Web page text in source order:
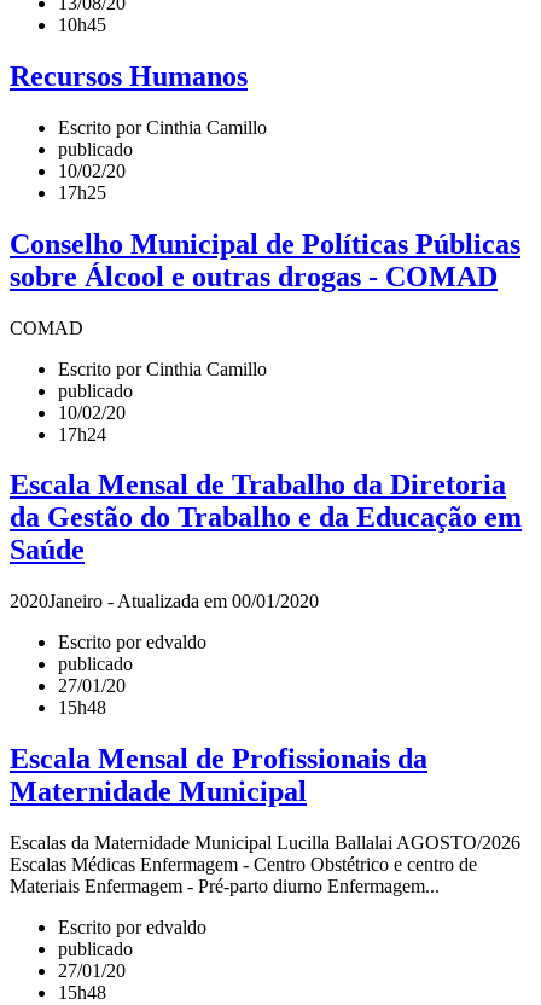
10h45
Recursos Humanos
Escrito por Cinthia Camillo
publicado
10/02/20
17h25
Conselho Municipal de Políticas Públicas
sobre Álcool e outras drogas - COMAD
COMAD
Escrito por Cinthia Camillo
publicado
10/02/20
17h24
Escala Mensal de Trabalho da Diretoria
da Gestão do Trabalho e da Educação em
Saúde
2020Janeiro - Atualizada em 00/01/2020
Escrito por edvaldo
publicado
27/01/20
15h48
Escala Mensal de Profissionais da
Maternidade Municipal
Escalas da Maternidade Municipal Lucilla Ballalai AGOSTO/2026
Escalas Médicas Enfermagem - Centro Obstétrico e centro de
Materiais Enfermagem - Pré-parto diurno Enfermagem...
Escrito por edvaldo
publicado
27/01/20
15h48